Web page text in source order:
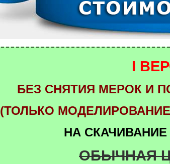
I
БЕЗ СНЯТИЯ МЕРОК И
(ТОЛЬКО
НА
ОБЫЧНАЯ